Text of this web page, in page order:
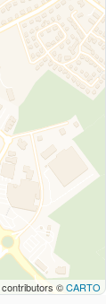
contributors ©CARTO